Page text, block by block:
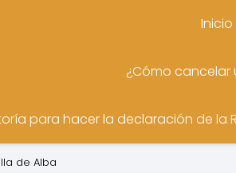
Inicio
¿Cómo
para hacer la declaración de la
de Alba